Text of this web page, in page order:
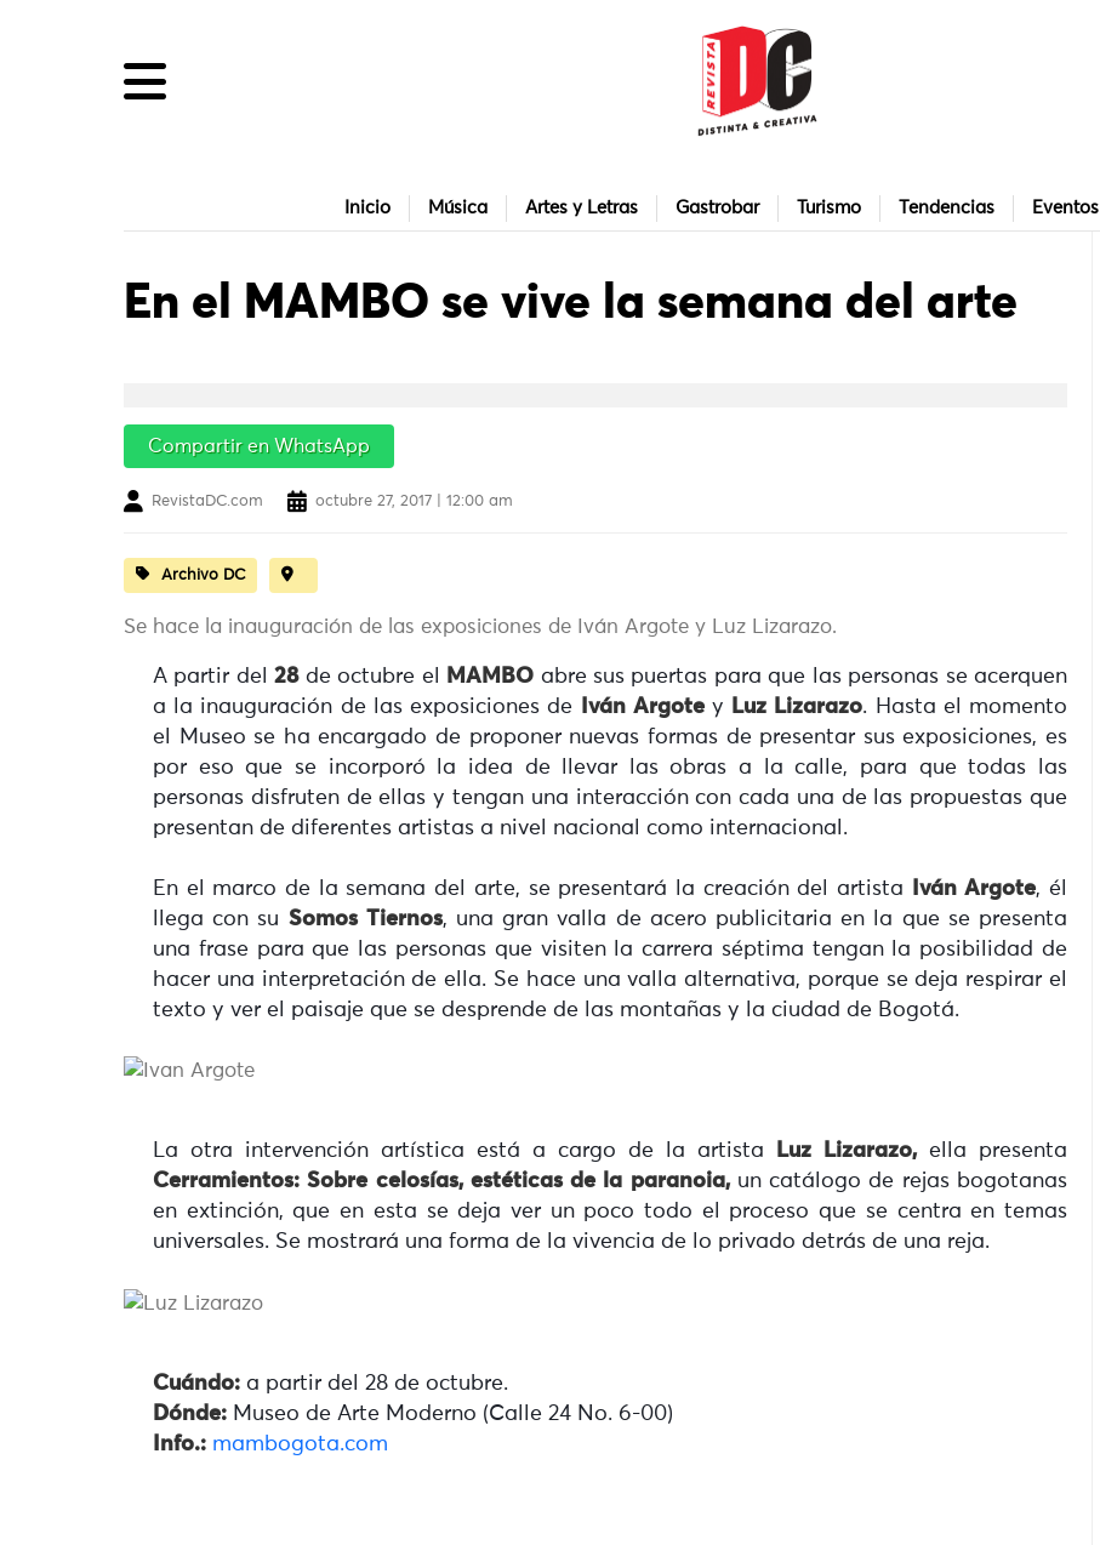
Inicio Música Artes y Letras Gastrobar Turismo Tendencias Eventos
En el MAMBO se vive la semana del arte
Compartir en WhatsApp
RevistaDC.com octubre 27, 2017 | 12:00 am
Archivo DC
Se hace la inauguración de las exposiciones de Iván Argote y Luz Lizarazo.
A partir del28de octubre el MAMBO abre sus puertas para que las personas se acerquen
a la inauguración de las exposiciones de
Iván Argotey Luz Lizarazo. Hasta el momento
el Museo se ha encargado de proponer nuevas formas de presentar sus exposiciones, es
por eso que se incorporó la idea de llevar las obras a la calle, para que todas las
personas disfruten de ellas y tengan una interacción con cada una de las propuestas que
presentan de diferentes artistas a nivel nacional como internacional.
En el marco de la semana del arte, se presentará la creación del artista Iván Argote, él
llega con su Somos Tiernos, una gran valla de acero publicitaria en la que se presenta
una frase para que las personas que visiten la carrera séptima tengan la posibilidad de
hacer una interpretación de ella. Se hace una valla alternativa, porque se deja respirar el
texto y ver el paisaje que se desprende de las montañas y la ciudad de Bogotá.
La otra intervención artística está a cargo de la artista Luz Lizarazo,ella presenta
Cerramientos: Sobre celosías, estéticas de la paranoia, un catálogo de rejas bogotanas
en extinción, que en esta se deja ver un poco todo el proceso que se centra en temas
universales. Se mostrará una forma de la vivencia de lo privado detrás de una reja.
Cuándo: a partir del 28 de octubre.
Dónde: Museo de Arte Moderno (Calle 24 No. 6-00)
Info.: mambogota.com